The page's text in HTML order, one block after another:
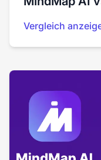
Vergleich